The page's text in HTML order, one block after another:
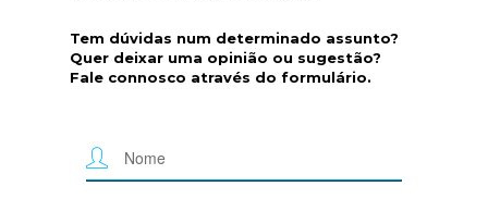
Tem dúvidas num determinado assunto?
Quer deixar uma opinião ou sugestão?
Fale connosco através do formulário.